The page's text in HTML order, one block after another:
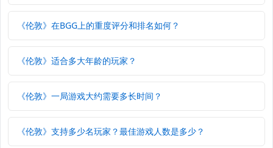
《伦敦》在BGG上的重度评分和排名如何？
《伦敦》适合多大年龄的玩家？
《伦敦》一局游戏大约需要多长时间？
《伦敦》支持多少名玩家？最佳游戏人数是多少？